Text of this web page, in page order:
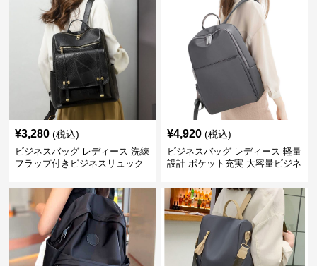
¥3,280 (税込)
ビジネスバッグ レディース 洗練
フラップ付きビジネスリュック
¥4,920 (税込)
ビジネスバッグ レディース 軽量
設計 ポケット充実 大容量ビジネ